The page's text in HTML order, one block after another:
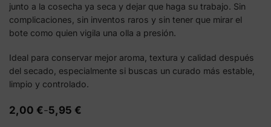
junto a la cosecha ya seca y dejar que haga su trabajo. Sin
complicaciones, sin inventos raros y sin tener que mirar el
bote como quien vigila una olla a presión.
Ideal para conservar mejor aroma, textura y calidad después
del secado, especialmente si buscas un curado más estable,
limpio y controlado.
2,00 €-5,95 €
Rango
de